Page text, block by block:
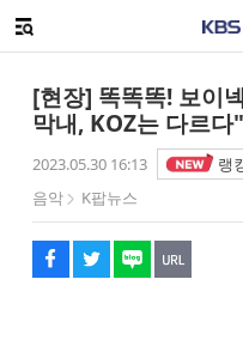
메뉴 열기
[현장] 똑똑똑! 보이
막내, KOZ는 다르다"
2023.05.30 16:13
랭
음악
K팝뉴스
페이스북
트위터
네이버
URL복사
글씨 작게보기
글씨 크게보기